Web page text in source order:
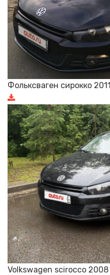
Фольксваген сирокко 2011
Volkswagen scirocco 2008